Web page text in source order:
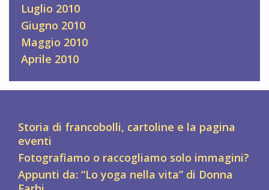
Luglio 2010
Giugno 2010
Maggio 2010
Aprile 2010
Storia di francobolli, cartoline e la pagina
eventi
Fotografiamo o raccogliamo solo immagini?
Appunti da: “Lo yoga nella vita” di Donna